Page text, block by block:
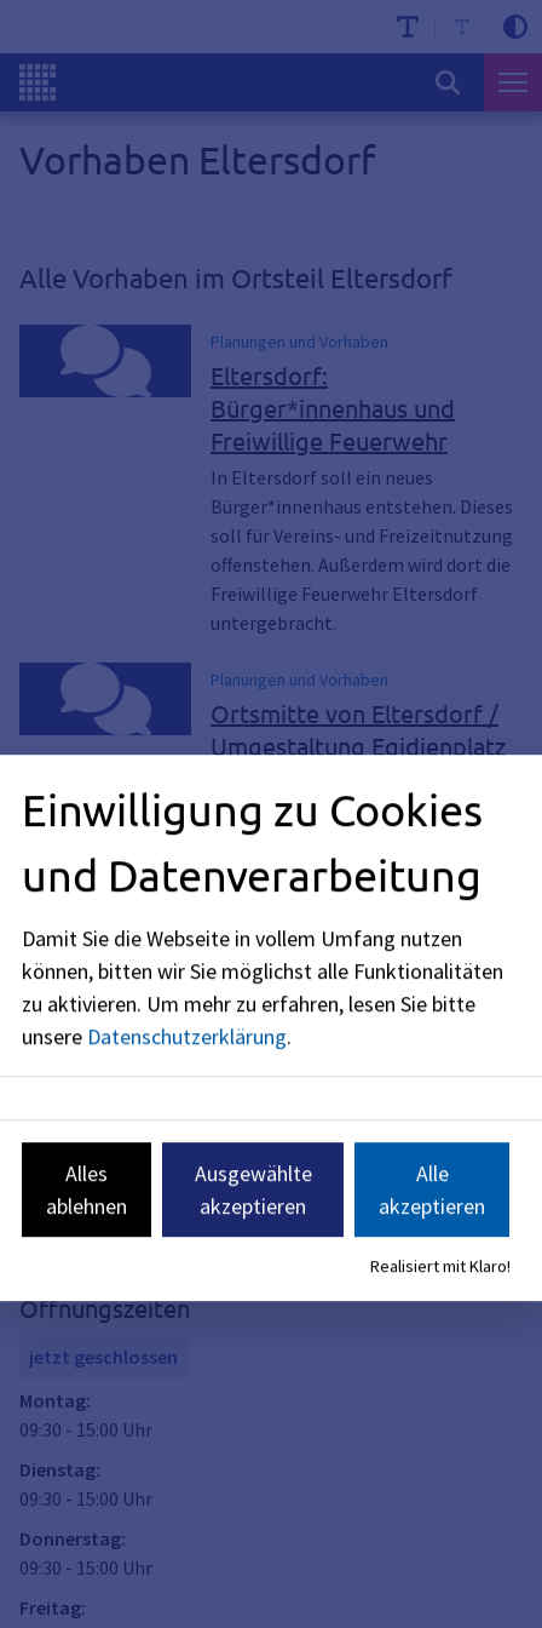
Vorhaben Eltersdorf
Alle Vorhaben im Ortsteil Eltersdorf
Planungen und Vorhaben
Eltersdorf:
Bürger*innenhaus und
Freiwillige Feuerwehr
In Eltersdorf soll ein neues
Bürger*innenhaus entstehen. Dieses
soll für Vereins- und Freizeitnutzung
offenstehen. Außerdem wird dort die
Freiwillige Feuerwehr Eltersdorf
untergebracht.
Planungen und Vorhaben
Ortsmitte von Eltersdorf /
Umgestaltung Egidienplatz
städtebaulich unbefriedigende
Situation in der Eltersdorfer
Ortsmitte neu ordnen und einen
Platz mit Aufenhaltsqualität
schaffen.
Kontakt
Büro für Bürgerbeteiligung und Ehrenamt
Anschrift
Hauptstraße 48
Öffnungszeiten
jetzt geschlossen
Montag:
09:30 - 15:00 Uhr
Dienstag:
09:30 - 15:00 Uhr
Donnerstag:
09:30 - 15:00 Uhr
Freitag:
Einwilligung zu Cookies
und Datenverarbeitung
Damit Sie die Webseite in vollem Umfang nutzen
können, bitten wir Sie möglichst alle Funktionalitäten
zu aktivieren. Um mehr zu erfahren, lesen Sie bitte
unsere Datenschutzerklärung.
Alles
ablehnen
Ausgewählte
akzeptieren
Alle
akzeptieren
Realisiert mit Klaro!